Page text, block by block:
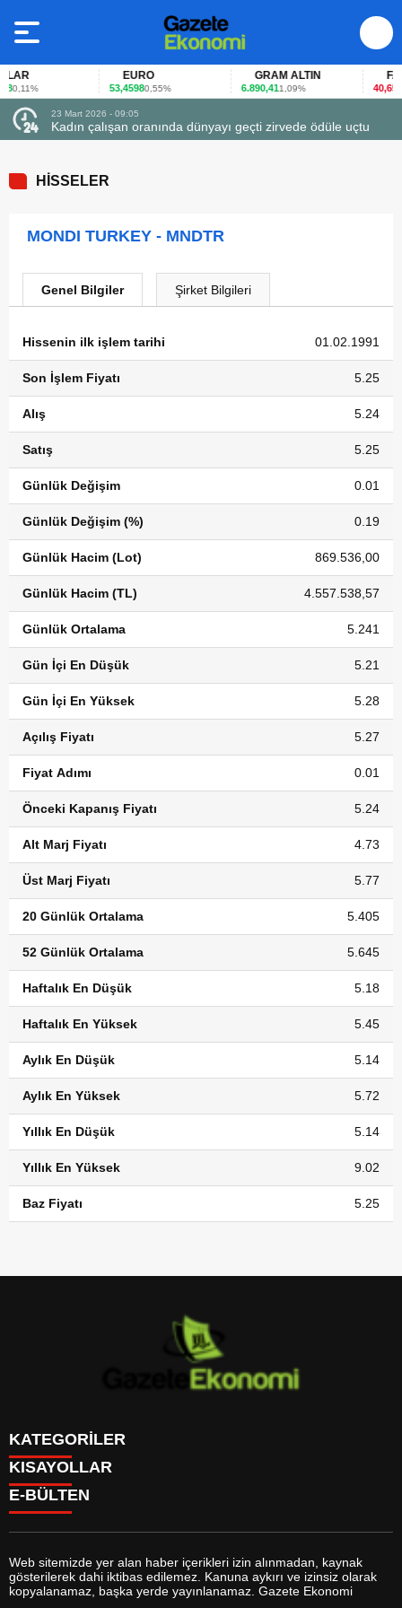
0,11%
EURO
53,45980,55%
GRAM ALTIN
6.890,411,09%
FAİZ
40,65-
23 Mart 2026 - 09:05
Kadın çalışan oranında dünyayı geçti zirvede ödüle uçtu
HİSSELER
MONDI TURKEY - MNDTR
Genel Bilgiler Şirket Bilgileri
Hissenin ilk işlem tarihi 01.02.1991
Son İşlem Fiyatı 5.25
Alış 5.24
Satış 5.25
Günlük Değişim 0.01
Günlük Değişim (%) 0.19
Günlük Hacim (Lot) 869.536,00
Günlük Hacim (TL) 4.557.538,57
Günlük Ortalama 5.241
Gün İçi En Düşük 5.21
Gün İçi En Yüksek 5.28
Açılış Fiyatı 5.27
Fiyat Adımı 0.01
Önceki Kapanış Fiyatı 5.24
Alt Marj Fiyatı 4.73
Üst Marj Fiyatı 5.77
20 Günlük Ortalama 5.405
52 Günlük Ortalama 5.645
Haftalık En Düşük 5.18
Haftalık En Yüksek 5.45
Aylık En Düşük 5.14
Aylık En Yüksek 5.72
Yıllık En Düşük 5.14
Yıllık En Yüksek 9.02
Baz Fiyatı 5.25
KATEGORİLER
GÜNDEM
DÜNYA
SİYASET
MAGAZİN
SAĞLIK
EĞİTİM
YAŞAM
KISAYOLLAR
BURÇLAR
FİKSTÜR
FİRMA EKLE
FİRMA REHBERİ
E-BÜLTEN
gazeteekonomi.com e-bültenine abone olarak, tarafınıza haber,
Web sitemizde yer alan haber içerikleri izin alınmadan, kaynak
gösterilerek dahi iktibas edilemez. Kanuna aykırı ve izinsiz olarak
kopyalanamaz, başka yerde yayınlanamaz. Gazete Ekonomi